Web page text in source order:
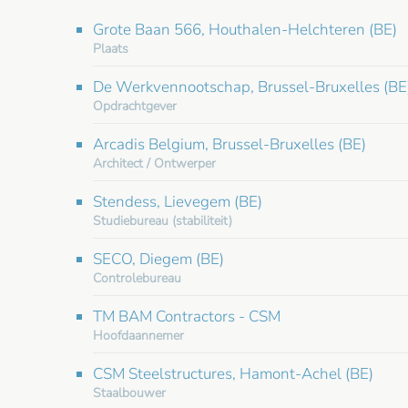
Grote Baan 566, Houthalen-Helchteren (BE)
Plaats
De Werkvennootschap, Brussel-Bruxelles
Opdrachtgever
Arcadis Belgium, Brussel-Bruxelles (BE)
Architect / Ontwerper
Stendess, Lievegem (BE)
Studiebureau (stabiliteit)
SECO, Diegem (BE)
Controlebureau
TM BAM Contractors - CSM
Hoofdaannemer
CSM Steelstructures, Hamont-Achel (BE)
Staalbouwer